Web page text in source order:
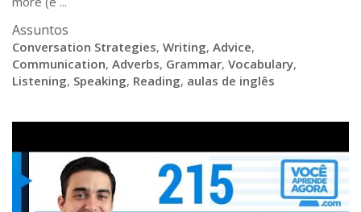
Assuntos
Conversation Strategies, Writing, Advice,
Communication, Adverbs, Grammar, Vocabulary,
Listening, Speaking, Reading, aulas de inglês